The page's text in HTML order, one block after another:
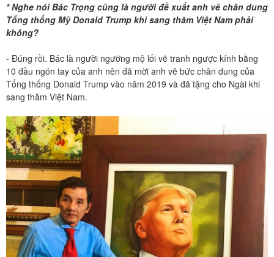
* Nghe nói Bác Trọng cũng là người đề xuất anh vẽ chân dung
Tổng thống Mỹ Donald Trump khi sang thăm Việt Nam phải
không?
- Đúng rồi. Bác là người ngưỡng mộ lối vẽ tranh ngược kính bằng
10 đầu ngón tay của anh nên đã mời anh vẽ bức chân dung của
Tổng thống Donald Trump vào năm 2019 và đã tặng cho Ngài khi
sang thăm Việt Nam.